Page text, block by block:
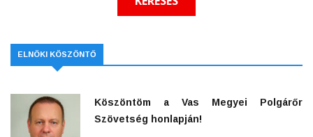
ELNÖKI KÖSZÖNTŐ
Köszöntöm a Vas Megyei Polgárőr
Szövetség honlapján!